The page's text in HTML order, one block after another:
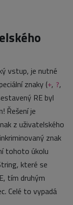
vstup, je nutné
znaky (+, ?,
RE byl
Řešení je
z uživatelského
znak
tohoto úkolu
které se
tím druhým
Celé to vypadá